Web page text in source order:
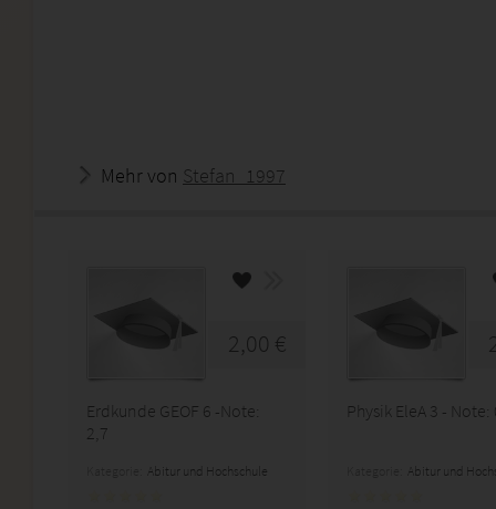
Mehr von Stefan_1997
2,00 €
Erdkunde GEOF 6 -Note:
2,7
Abitur und Hochschule
Physik EleA 3 - Note:
Abitur und